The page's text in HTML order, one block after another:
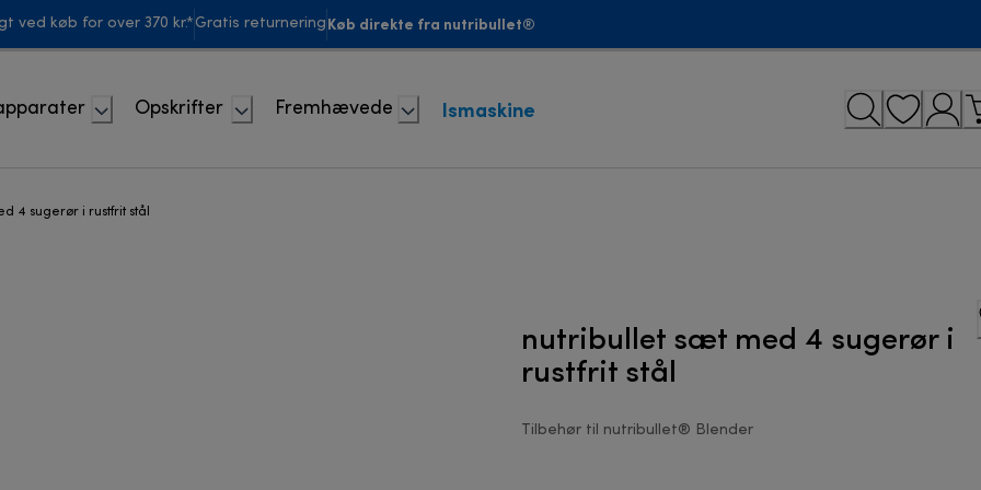
ved køb for over 370 kr.* Gratis returnering Køb direkte fra nutribullet®
Opskrifter Fremhævede Ismaskine
4 sugerør i rustfrit stål
nutribullet sæt med 4 sugerør i
rustfrit stål
Tilbehør til nutribullet® Blender